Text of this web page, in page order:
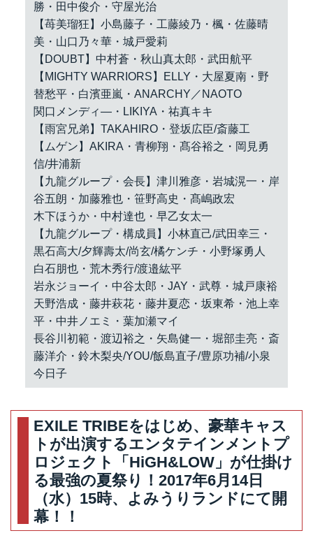
勝・田中俊介・守屋光治
【苺美瑠狂】小島藤子・工藤綾乃・楓・佐藤晴
美・山口乃々華・城戸愛莉
【DOUBT】中村蒼・秋山真太郎・武田航平
【MIGHTY WARRIORS】ELLY・大屋夏南・野
替愁平・白濱亜嵐・ANARCHY／NAOTO
関口メンディ―・LIKIYA・祐真キキ
【雨宮兄弟】TAKAHIRO・登坂広臣/斎藤工
【ムゲン】AKIRA・青柳翔・髙谷裕之・岡見勇
信/井浦新
【九龍グループ・会長】津川雅彦・岩城滉一・岸
谷五朗・加藤雅也・笹野高史・髙嶋政宏
木下ほうか・中村達也・早乙女太一
【九龍グループ・構成員】小林直己/武田幸三・
黒石高大/夕輝壽太/尚玄/橘ケンチ・小野塚勇人
白石朋也・荒木秀行/渡邉紘平
岩永ジョーイ・中谷太郎・JAY・武尊・城戸康裕
天野浩成・藤井萩花・藤井夏恋・坂東希・池上幸
平・中井ノエミ・葉加瀬マイ
長谷川初範・渡辺裕之・矢島健一・堀部圭亮・斎
藤洋介・鈴木梨央/YOU/飯島直子/豊原功補/小泉
今日子
EXILE TRIBEをはじめ、豪華キャス
トが出演するエンタテインメントプ
ロジェクト「HiGH&LOW」が仕掛け
る最強の夏祭り！2017年6月14日
（水）15時、よみうりランドにて開
幕！！